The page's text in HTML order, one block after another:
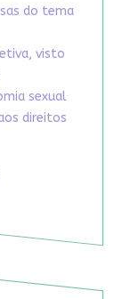
do tema
visto
sexual
direitos